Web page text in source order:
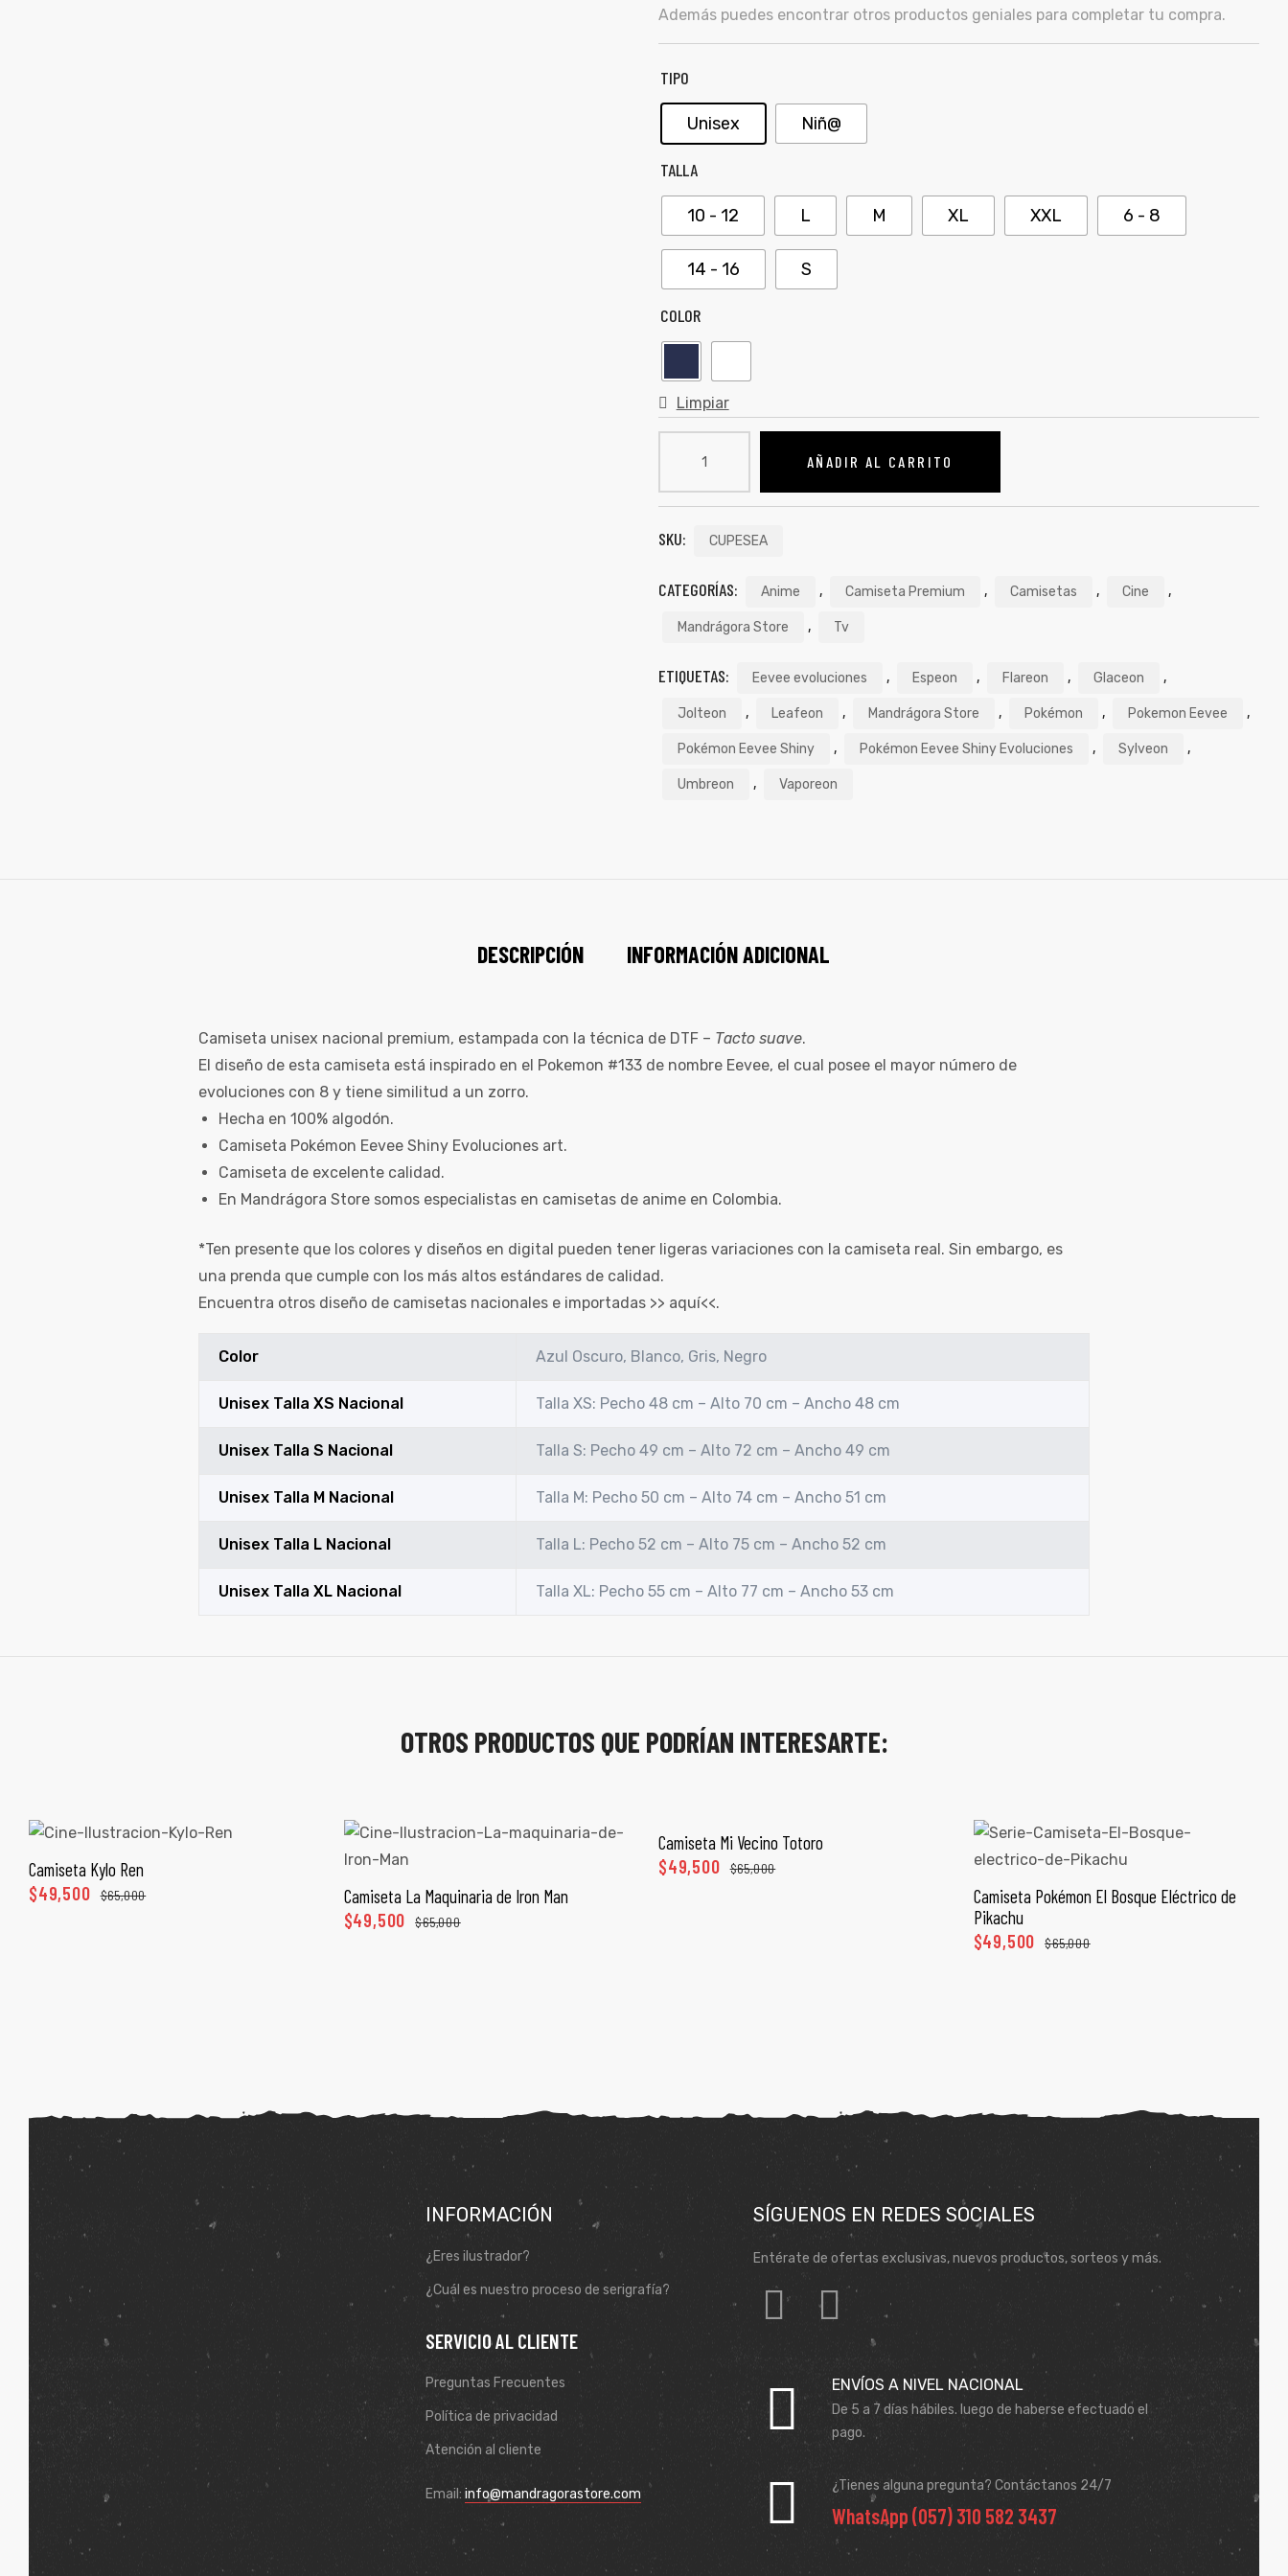
Además puedes encontrar otros productos geniales para completar tu compra.
TIPO
Unisex Niñ@
TALLA
10 - 12 L M XL XXL 6 - 8
14 - 16 S
COLOR
Limpiar
AÑADIR AL CARRITO
SKU: CUPESEA
CATEGORÍAS: Anime , Camiseta Premium , Camisetas , Cine ,
Mandrágora Store , Tv
ETIQUETAS: Eevee evoluciones , Espeon , Flareon , Glaceon ,
Jolteon , Leafeon , Mandrágora Store , Pokémon , Pokemon Eevee ,
Pokémon Eevee Shiny , Pokémon Eevee Shiny Evoluciones , Sylveon ,
Umbreon , Vaporeon
DESCRIPCIÓN INFORMACIÓN ADICIONAL
Camiseta unisex nacional premium, estampada con la técnica de DTF – Tacto suave.
El diseño de esta camiseta está inspirado en el Pokemon #133 de nombre Eevee, el cual posee el mayor número de
evoluciones con 8 y tiene similitud a un zorro.
Hecha en 100% algodón.
Camiseta Pokémon Eevee Shiny Evoluciones art.
Camiseta de excelente calidad.
En Mandrágora Store somos especialistas en camisetas de anime en Colombia.
*Ten presente que los colores y diseños en digital pueden tener ligeras variaciones con la camiseta real. Sin embargo, es
una prenda que cumple con los más altos estándares de calidad.
Encuentra otros diseño de camisetas nacionales e importadas >> aquí<<.
Color Azul Oscuro, Blanco, Gris, Negro
Unisex Talla XS Nacional Talla XS: Pecho 48 cm – Alto 70 cm – Ancho 48 cm
Unisex Talla S Nacional Talla S: Pecho 49 cm – Alto 72 cm – Ancho 49 cm
Unisex Talla M Nacional Talla M: Pecho 50 cm – Alto 74 cm – Ancho 51 cm
Unisex Talla L Nacional Talla L: Pecho 52 cm – Alto 75 cm – Ancho 52 cm
Unisex Talla XL Nacional Talla XL: Pecho 55 cm – Alto 77 cm – Ancho 53 cm
OTROS PRODUCTOS QUE PODRÍAN INTERESARTE:
SELECCIONAR OPCIONES
Camiseta Kylo Ren
$65,000
$49,500 SELECCIONAR OPCIONES
Camiseta La Maquinaria de Iron Man
$65,000
$49,500
SELECCIONAR OPCIONES
Camiseta Mi Vecino Totoro
$65,000
$49,500
SELECCIONAR OPCIONES
Camiseta Pokémon El Bosque Eléctrico de
Pikachu
$65,000
$49,500
INFORMACIÓN
¿Eres ilustrador?
¿Cuál es nuestro proceso de serigrafía?
SERVICIO AL CLIENTE
Preguntas Frecuentes
Política de privacidad
Atención al cliente
Email: info@mandragorastore.com
SÍGUENOS EN REDES SOCIALES
Entérate de ofertas exclusivas, nuevos productos, sorteos y más.
ENVÍOS A NIVEL NACIONAL
De 5 a 7 días hábiles. luego de haberse efectuado el
pago.
¿Tienes alguna pregunta? Contáctanos 24/7
WhatsApp (057) 310 582 3437